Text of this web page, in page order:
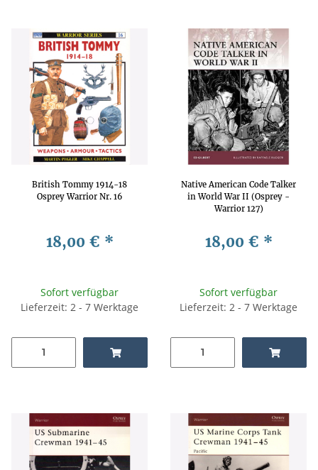
British Tommy 1914-18
Osprey Warrior Nr. 16
18,00 € *
Sofort verfügbar
Lieferzeit: 2 - 7 Werktage
Native American Code Talker
in World War II (Osprey -
Warrior 127)
18,00 € *
Sofort verfügbar
Lieferzeit: 2 - 7 Werktage